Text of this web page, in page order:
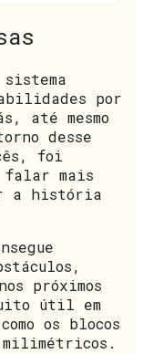
por
até mesmo
desse
foi
falar mais
a história
próximos
útil em
os blocos
milimétricos.